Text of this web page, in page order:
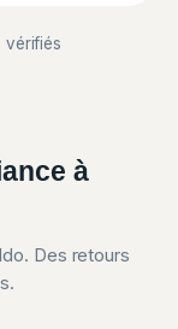
vérifiés
à
Des retours